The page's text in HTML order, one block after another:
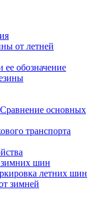
от летней
обозначение
основных
транспорта
зимних шин
летних шин
зимней